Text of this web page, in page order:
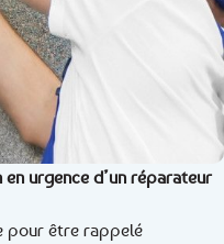
urgence d’un réparateur
pour être rappelé